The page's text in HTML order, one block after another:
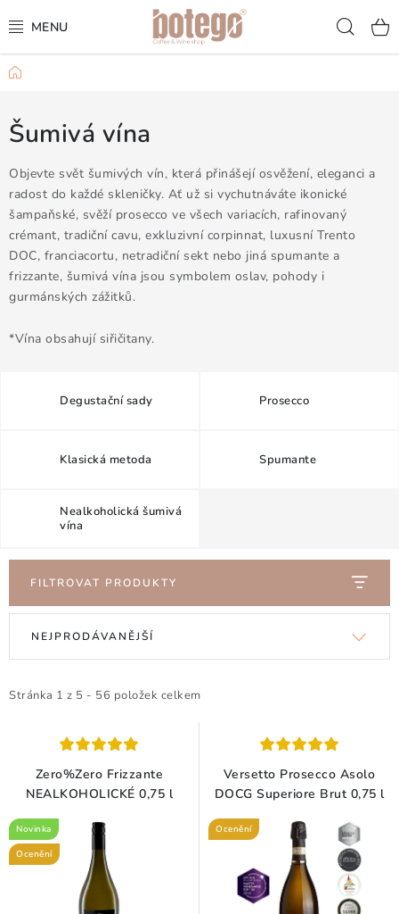
na
KÁVA
FRAPPÉ
VÍNA
ŠUMIVÁ VÍNA
KOKTEJLY & APERITIVY
ČAJ & ČOKOLÁDA
Doprava a platba
Obchodní podmínky
Kontakty
O nás Velkoobchod
Domů
Šumivá vína
Objevte svět šumivých vín, která přinášejí osvěžení, eleganci a
radost do každé skleničky. Ať už si vychutnáváte ikonické
šampaňské, svěží prosecco ve všech variacích, rafinovaný
crémant, tradiční cavu, exkluzivní corpinnat, luxusní Trento
DOC, franciacortu, netradiční sekt nebo jiná spumante a
frizzante, šumivá vína jsou symbolem oslav, pohody i
gurmánských zážitků.
*Vína obsahují siřičitany.
Degustační sady Prosecco
Klasická metoda Spumante
Nealkoholická šumivá
vína
FILTROVAT PRODUKTY
i
d
u
k
Stránka 1 z 5 - 56 položek celkem
e
o
d
u
NEJPRODÁVANĚJŠÍ
Zero%Zero Frizzante
NEALKOHOLICKÉ 0,75 l
Novinka
Ocenění
Versetto Prosecco Asolo
DOCG Superiore Brut 0,75 l
Ocenění